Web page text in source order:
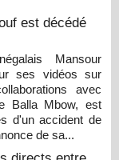
est décédé
Mansour
ses vidéos sur
avec
Balla Mbow, est
d'un accident de
de sa...